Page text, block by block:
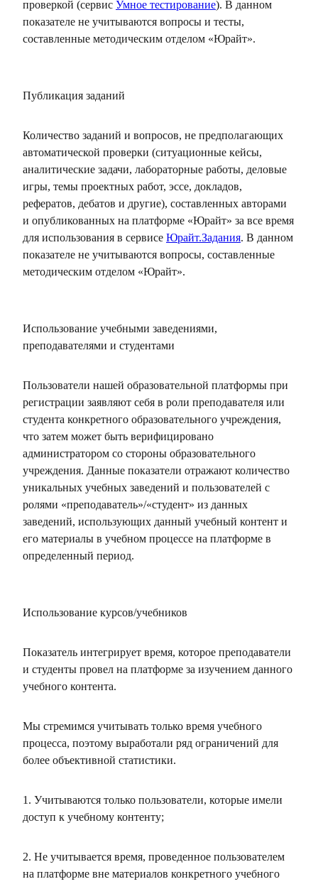
проверкой (сервис Умное тестирование). В данном
показателе не учитываются вопросы и тесты,
составленные методическим отделом «Юрайт».
Публикация заданий
Количество заданий и вопросов, не предполагающих
автоматической проверки (ситуационные кейсы,
аналитические задачи, лабораторные работы, деловые
игры, темы проектных работ, эссе, докладов,
рефератов, дебатов и другие), составленных авторами
и опубликованных на платформе «Юрайт» за все время
для использования в сервисе Юрайт.Задания. В данном
показателе не учитываются вопросы, составленные
методическим отделом «Юрайт».
Использование учебными заведениями,
преподавателями и студентами
Пользователи нашей образовательной платформы при
регистрации заявляют себя в роли преподавателя или
студента конкретного образовательного учреждения,
что затем может быть верифицировано
администратором со стороны образовательного
учреждения. Данные показатели отражают количество
уникальных учебных заведений и пользователей с
ролями «преподаватель»/«студент» из данных
заведений, использующих данный учебный контент и
его материалы в учебном процессе на платформе в
определенный период.
Использование курсов/учебников
Показатель интегрирует время, которое преподаватели
и студенты провел на платформе за изучением данного
учебного контента.
Мы стремимся учитывать только время учебного
процесса, поэтому выработали ряд ограничений для
более объективной статистики.
1. Учитываются только пользователи, которые имели
доступ к учебному контенту;
2. Не учитывается время, проведенное пользователем
на платформе вне материалов конкретного учебного